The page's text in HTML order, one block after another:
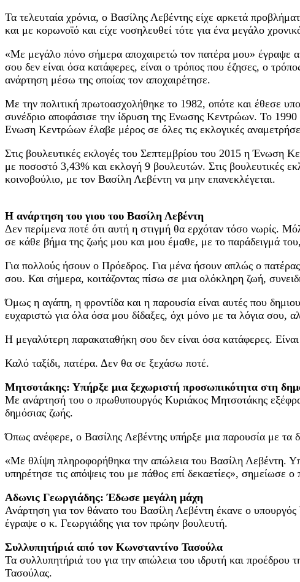
Τα τελευταία χρόνια, ο Βασίλης Λεβέντης είχε αρκετά
και με κορωνοϊό και είχε νοσηλευθεί τότε για ένα μεγάλο
«Με μεγάλο πόνο σήμερα αποχαιρετώ τον πατέρα μου» έγραψε
σου δεν είναι όσα κατάφερες, είναι ο τρόπος που έζησες, ο
ανάρτηση μέσω της οποίας τον αποχαιρέτησε.
Με την πολιτική πρωτοασχολήθηκε το 1982, οπότε και έθεσε
συνέδριο αποφάσισε την ίδρυση της Ενωσης Κεντρώων. Το
Ενωση Κεντρώων έλαβε μέρος σε όλες τις εκλογικές
Στις βουλευτικές εκλογές του Σεπτεμβρίου του 2015 η Ένωση
με ποσοστό 3,43% και εκλογή 9 βουλευτών. Στις βουλευτικές
κοινοβούλιο, με τον Βασίλη Λεβέντη να μην επανεκλέγεται.
H ανάρτηση του γιου του Βασίλη Λεβέντη
Δεν περίμενα ποτέ ότι αυτή η στιγμή θα ερχόταν τόσο νωρίς.
σε κάθε βήμα της ζωής μου και μου έμαθε, με το παράδειγμά
Για πολλούς ήσουν ο Πρόεδρος. Για μένα ήσουν απλώς ο
σου. Και σήμερα, κοιτάζοντας πίσω σε μια ολόκληρη ζωή,
Όμως η αγάπη, η φροντίδα και η παρουσία είναι αυτές που
ευχαριστώ για όλα όσα μου δίδαξες, όχι μόνο με τα λόγια σου,
Η μεγαλύτερη παρακαταθήκη σου δεν είναι όσα κατάφερες.
Καλό ταξίδι, πατέρα. Δεν θα σε ξεχάσω ποτέ.
Μητσοτάκης: Υπήρξε μια ξεχωριστή προσωπικότητα στη
Με ανάρτησή του ο πρωθυπουργός Κυριάκος Μητσοτάκης
δημόσιας ζωής.
Όπως ανέφερε, ο Βασίλης Λεβέντης υπήρξε μια παρουσία με τα
«Με θλίψη πληροφορήθηκα την απώλεια του Βασίλη Λεβέντη.
υπηρέτησε τις απόψεις του με πάθος επί δεκαετίες», σημείωσε
Αδωνις Γεωργιάδης: Έδωσε μεγάλη μάχη
Ανάρτηση για τον θάνατο του Βασίλη Λεβέντη έκανε ο
έγραψε ο κ. Γεωργιάδης για τον πρώην βουλευτή.
Συλλυπητήριά από τον Κωνσταντίνο Τασούλα
Τα συλλυπητήριά του για την απώλεια του ιδρυτή και
Τασούλας.